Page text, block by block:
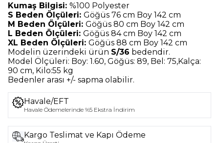
Kumaş Bilgisi: %100 Polyester
S Beden Ölçüleri: Göğüs 76 cm Boy 142 cm
M Beden Ölçüleri: Göğüs 80 cm Boy 142 cm
L Beden Ölçüleri: Göğüs 84 cm Boy 142 cm
XL Beden Ölçüleri: Göğüs 88 cm Boy 142 cm
Modelin üzerindeki ürün S/36 bedendir.
Model Ölçüleri: Boy: 1.60, Göğüs: 89, Bel: 75,Kalça:
90 cm, Kilo:55 kg
Bedenler arası +/- sapma olabilir.
Havale/EFT
Havale Ödemelerinde %5 Ekstra İndirim
Kargo Teslimat ve Kapı Ödeme